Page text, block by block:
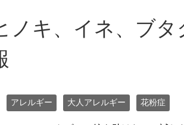
ノキ、イネ、ブタ
アレルギー 大人アレルギー 花粉症